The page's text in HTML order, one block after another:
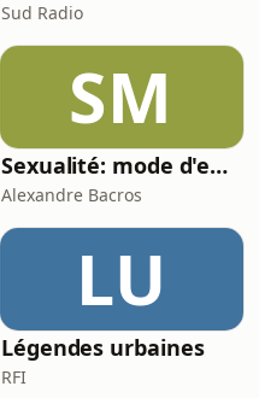
Sud Radio
SM
Sexualité: mode d'emploi
Alexandre Bacros
LU
Légendes urbaines
RFI